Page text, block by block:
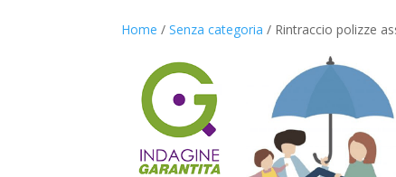
Home /Senza categoria / Rintraccio polizze